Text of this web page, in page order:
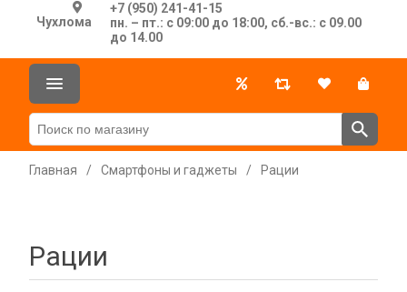
Чухлома
+7 (950) 241-41-15
пн. – пт.: с 09:00 до 18:00, сб.-вс.: с 09.00
до 14.00
Главная / Смартфоны и гаджеты / Рации
Рации